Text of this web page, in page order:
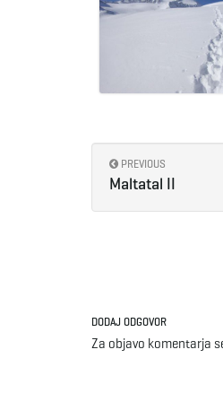
PREVIOUS
Maltatal II
DODAJ ODGOVOR
Za objavo komentarja